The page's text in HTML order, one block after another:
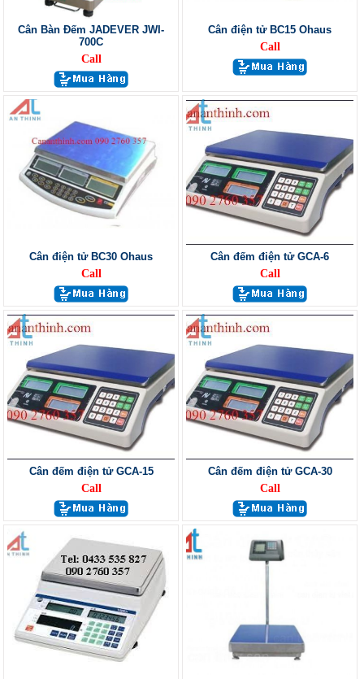
Cân Bàn Đếm JADEVER JWI-
700C
Call
Cân điện tử BC15 Ohaus
Call
Cân điện tử BC30 Ohaus
Call
Cân đếm điện tử GCA-6
Call
Cân đếm điện tử GCA-15
Call
Cân đếm điện tử GCA-30
Call